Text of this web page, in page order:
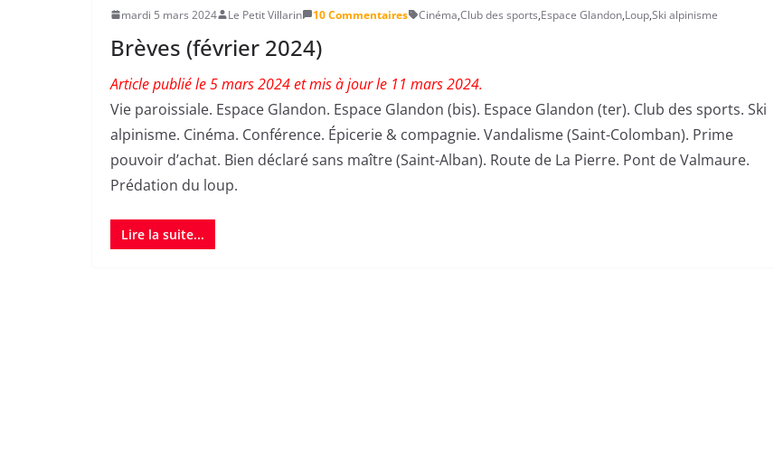
mardi 5 mars 2024 Le Petit Villarin 10 Commentaires Cinéma,Club des sports,Espace Glandon,Loup,Ski alpinisme
Brèves (février 2024)
Article publié le 5 mars 2024 et mis à jour le 11 mars 2024.
Vie paroissiale. Espace Glandon. Espace Glandon (bis). Espace Glandon (ter). Club des sports. Ski
alpinisme. Cinéma. Conférence. Épicerie & compagnie. Vandalisme (Saint-Colomban). Prime
pouvoir d’achat. Bien déclaré sans maître (Saint-Alban). Route de La Pierre. Pont de Valmaure.
Prédation du loup.
Lire la suite...